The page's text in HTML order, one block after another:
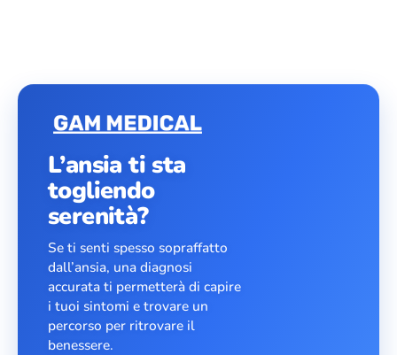
L’ansia ti sta
togliendo
serenità?
Se ti senti spesso sopraffatto
dall’ansia, una diagnosi
accurata ti permetterà di capire
i tuoi sintomi e trovare un
percorso per ritrovare il
benessere.